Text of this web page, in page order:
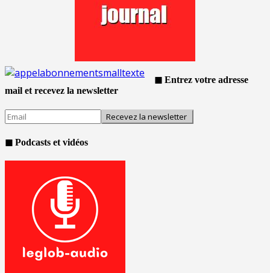
◼ Entrez votre adresse
mail et recevez la newsletter
◼ Podcasts et vidéos